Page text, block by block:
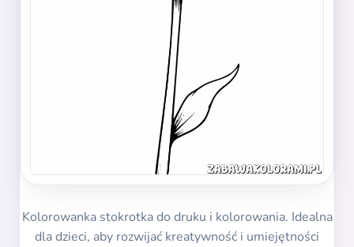
Kolorowanka stokrotka do druku i kolorowania. Idealna
dla dzieci, aby rozwijać kreatywność i umiejętności